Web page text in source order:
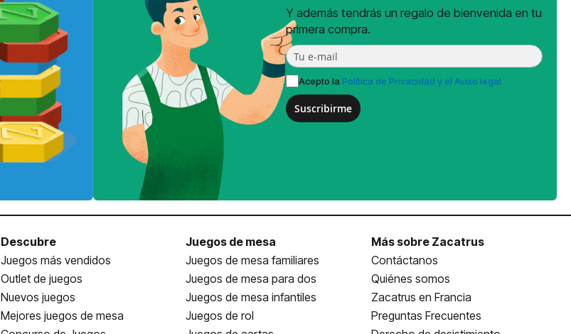
Y además tendrás un regalo de bienvenida en tu
primera compra.
Acepto la Política de Privacidad y el Aviso legal
Suscribirme
Descubre
Juegos más vendidos
Outlet de juegos
Nuevos juegos
Mejores juegos de mesa
Juegos de mesa
Juegos de mesa familiares
Juegos de mesa para dos
Juegos de mesa infantiles
Juegos de rol
Más sobre Zacatrus
Contáctanos
Quiénes somos
Zacatrus en Francia
Preguntas Frecuentes